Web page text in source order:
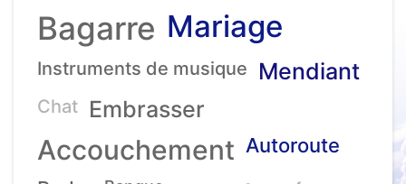
Bagarre Mariage
Instruments de musique Mendiant
Chat Embrasser
Accouchement Autoroute